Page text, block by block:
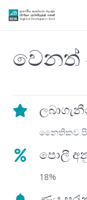
නෛතිකව
පොලී
18%